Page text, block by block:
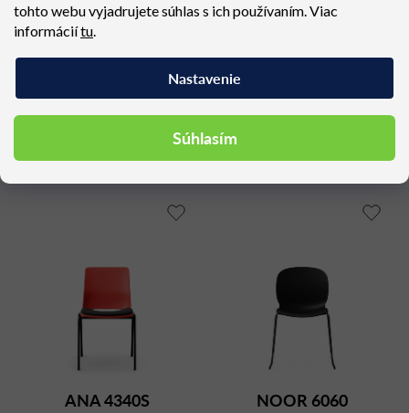
tohto webu vyjadrujete súhlas s ich používaním. Viac
informáciítu.
Nastavenie
Súhlasím
Konfigurovateľné Doprava nad 300 €
Vzorky tkanín na
ANA 4340S NOOR 6060